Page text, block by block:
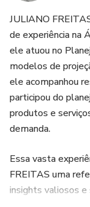
JULIANO
de experiência na
ele atuou no
modelos de
ele acompanhou
participou do
produtos e
demanda.
Essa vasta
FREITAS uma
insights valiosos